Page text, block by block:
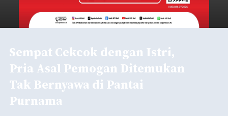
Sempat Cekcok dengan Istri,
Pria Asal Pemogan Ditemukan
Tak Bernyawa di Pantai
Purnama